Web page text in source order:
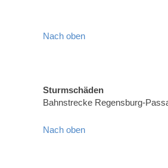
Nach oben
Sturmschäden
Bahnstrecke Regensburg-
Nach oben